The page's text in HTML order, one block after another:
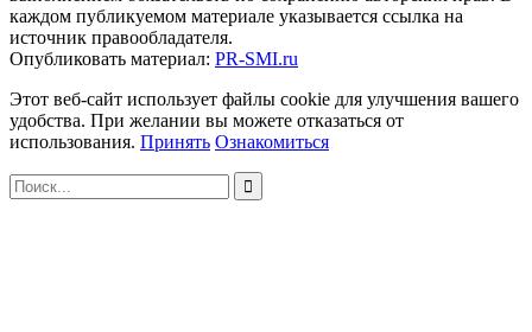
каждом публикуемом материале указывается ссылка на
источник правообладателя.
Опубликовать материал: PR-SMI.ru
Этот веб-сайт использует файлы cookie для улучшения вашего
удобства. При желании вы можете отказаться от
использования. Принять Ознакомиться